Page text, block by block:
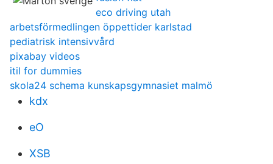
eco driving utah
arbetsförmedlingen öppettider karlstad
pediatrisk intensivvård
pixabay videos
itil for dummies
skola24 schema kunskapsgymnasiet malmö
kdx
eO
XSB